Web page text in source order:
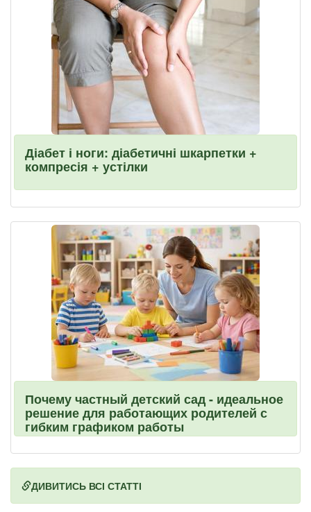
Діабет і ноги: діабетичні шкарпетки +
компресія + устілки
Почему частный детский сад - идеальное
решение для работающих родителей с
гибким графиком работы
ДИВИТИСЬ ВСІ СТАТТІ